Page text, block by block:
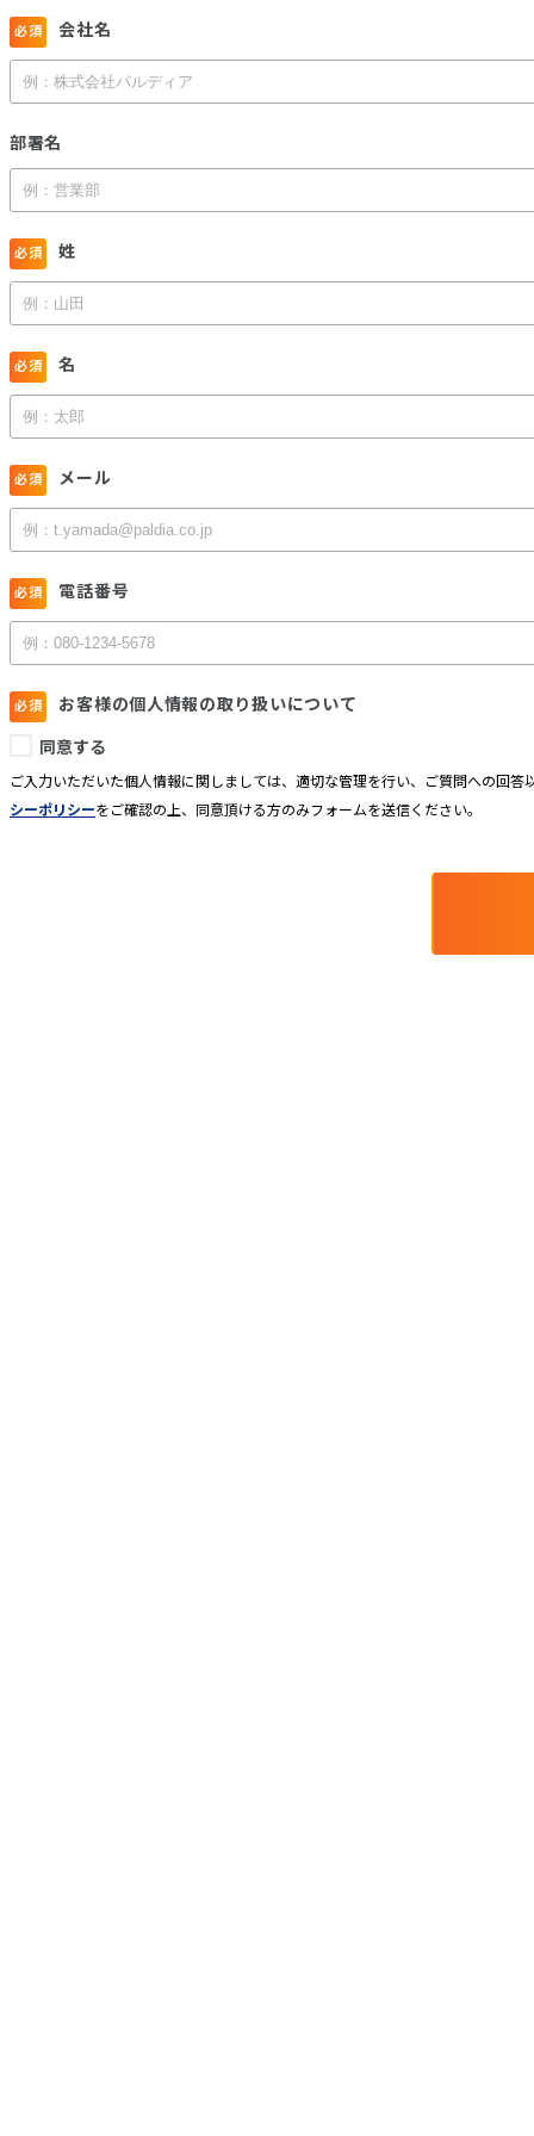
会社名
部署名
姓
名
メール
電話番号
お客様の個人情報の取り扱いについて
同意する
ご入力いただいた個人情報に関しましては、適切な管理を行い、ご質問への回
シーポリシーをご確認の上、同意頂ける方のみフォームを送信ください。